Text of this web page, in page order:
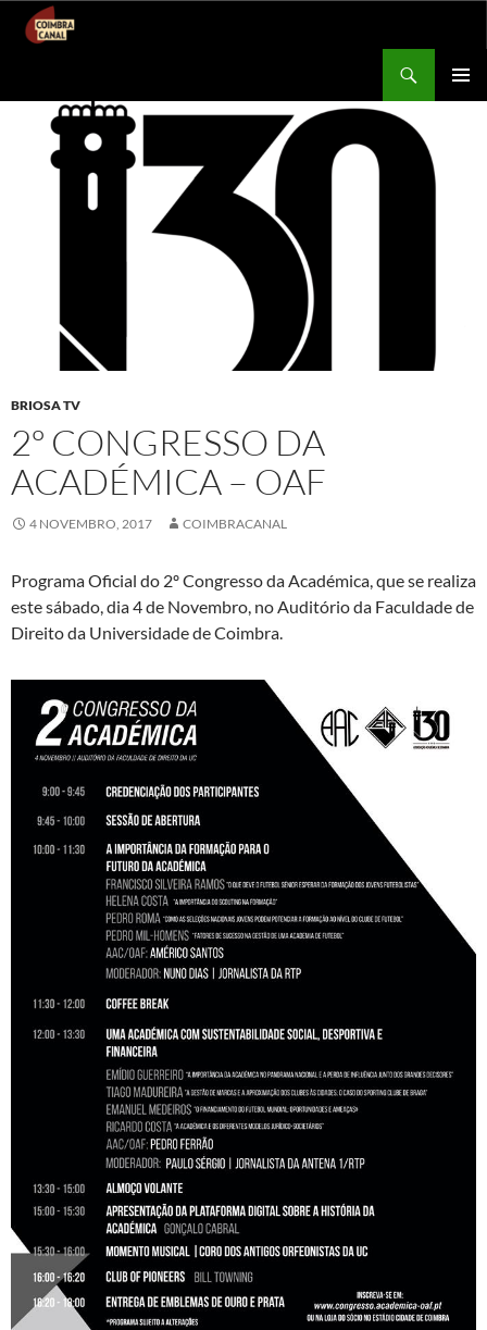
CONTEÚDO
BRIOSA TV
2º CONGRESSO DA
ACADÉMICA – OAF
4 NOVEMBRO, 2017 COIMBRACANAL
Programa Oficial do 2º Congresso da Académica, que se realiza
este sábado, dia 4 de Novembro, no Auditório da Faculdade de
Direito da Universidade de Coimbra.